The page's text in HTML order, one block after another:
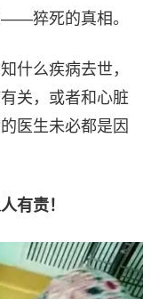
猝死的真相。
什么疾病去世，
关，或者和心脏
医生未必都是因
有责！